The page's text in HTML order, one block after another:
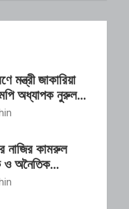
মন্ত্রী জাকারিয়া
অধ্যাপক নুরুল
নাজির কামরুল
ও অনৈতিক